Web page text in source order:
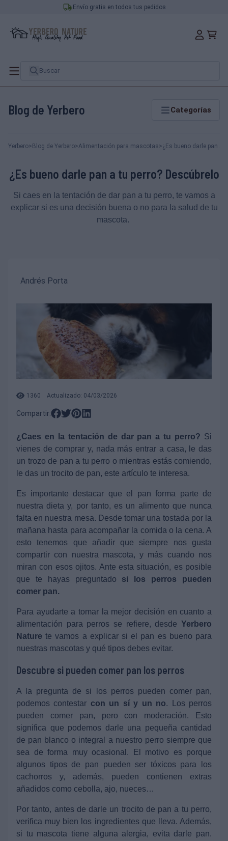
Envío gratis en todos tus pedidos
Blog de Yerbero Categorías
Yerbero> Blog de Yerbero>Alimentación para mascotas>¿Es bueno darle pan a
¿Es bueno darle pan a tu perro? Descúbrelo
Si caes en la tentación de dar pan a tu perro, te vamos a
explicar si es una decisión buena o no para la salud de tu
mascota.
Andrés Porta
1360 Actualizado: 04/03/2026
Compartir:
¿Caes en la tentación de dar pan a tu perro? Si
vienes de comprar y, nada más entrar a casa, le das
un trozo de pan a tu perro o mientras estás comiendo,
le das un trocito de pan, este artículo te interesa.
Es importante destacar que el pan forma parte de
nuestra dieta y, por tanto, es un alimento que nunca
falta en nuestra mesa. Desde tomar una tostada por la
mañana hasta para acompañar la comida o la cena. A
esto tenemos que añadir que siempre nos gusta
compartir con nuestra mascota, y más cuando nos
miran con esos ojitos. Ante esta situación, es posible
que te hayas preguntado si los perros pueden
comer pan.
Para ayudarte a tomar la mejor decisión en cuanto a
alimentación para perros se refiere, desde Yerbero
Nature te vamos a explicar si el pan es bueno para
nuestras mascotas y qué tipos debes evitar.
Descubre si pueden comer pan los perros
A la pregunta de si los perros pueden comer pan,
podemos contestar con un sí y un no. Los perros
pueden comer pan, pero con moderación. Esto
significa que podemos darle una pequeña cantidad
de pan blanco o integral a nuestro perro siempre que
sea de forma muy ocasional. El motivo es porque
algunos tipos de pan pueden ser tóxicos para los
cachorros y, además, pueden contienen extras
añadidos como cebolla, ajo, nueces…
Por tanto, antes de darle un trocito de pan a tu perro,
verifica muy bien los ingredientes que lleva. Además,
si tu mascota tiene alguna alergia, evita darle pan.